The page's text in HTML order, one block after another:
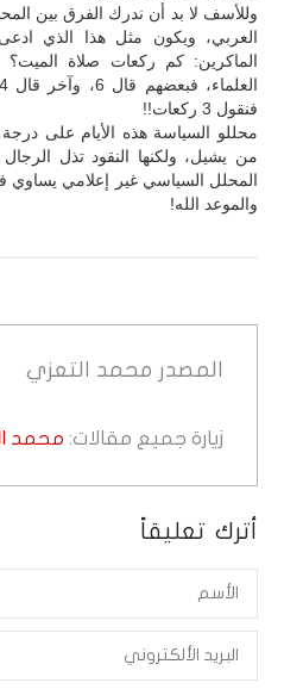
وللأسف لا بد أن ندرك الفرق بين
العربي، ويكون مثل هذا الذي
الماكرين: كم ركعات صلاة
فنقول 3 ركعات!!
محللو السياسة هذه الأيام على درجة
من يشيل، ولكنها النقود تذل
المحلل السياسي غير إعلامي يساوي
والموعد الله!
المصدر محمد التعزي
زيارة جميع مقالات: محمد
أترك تعليقاً